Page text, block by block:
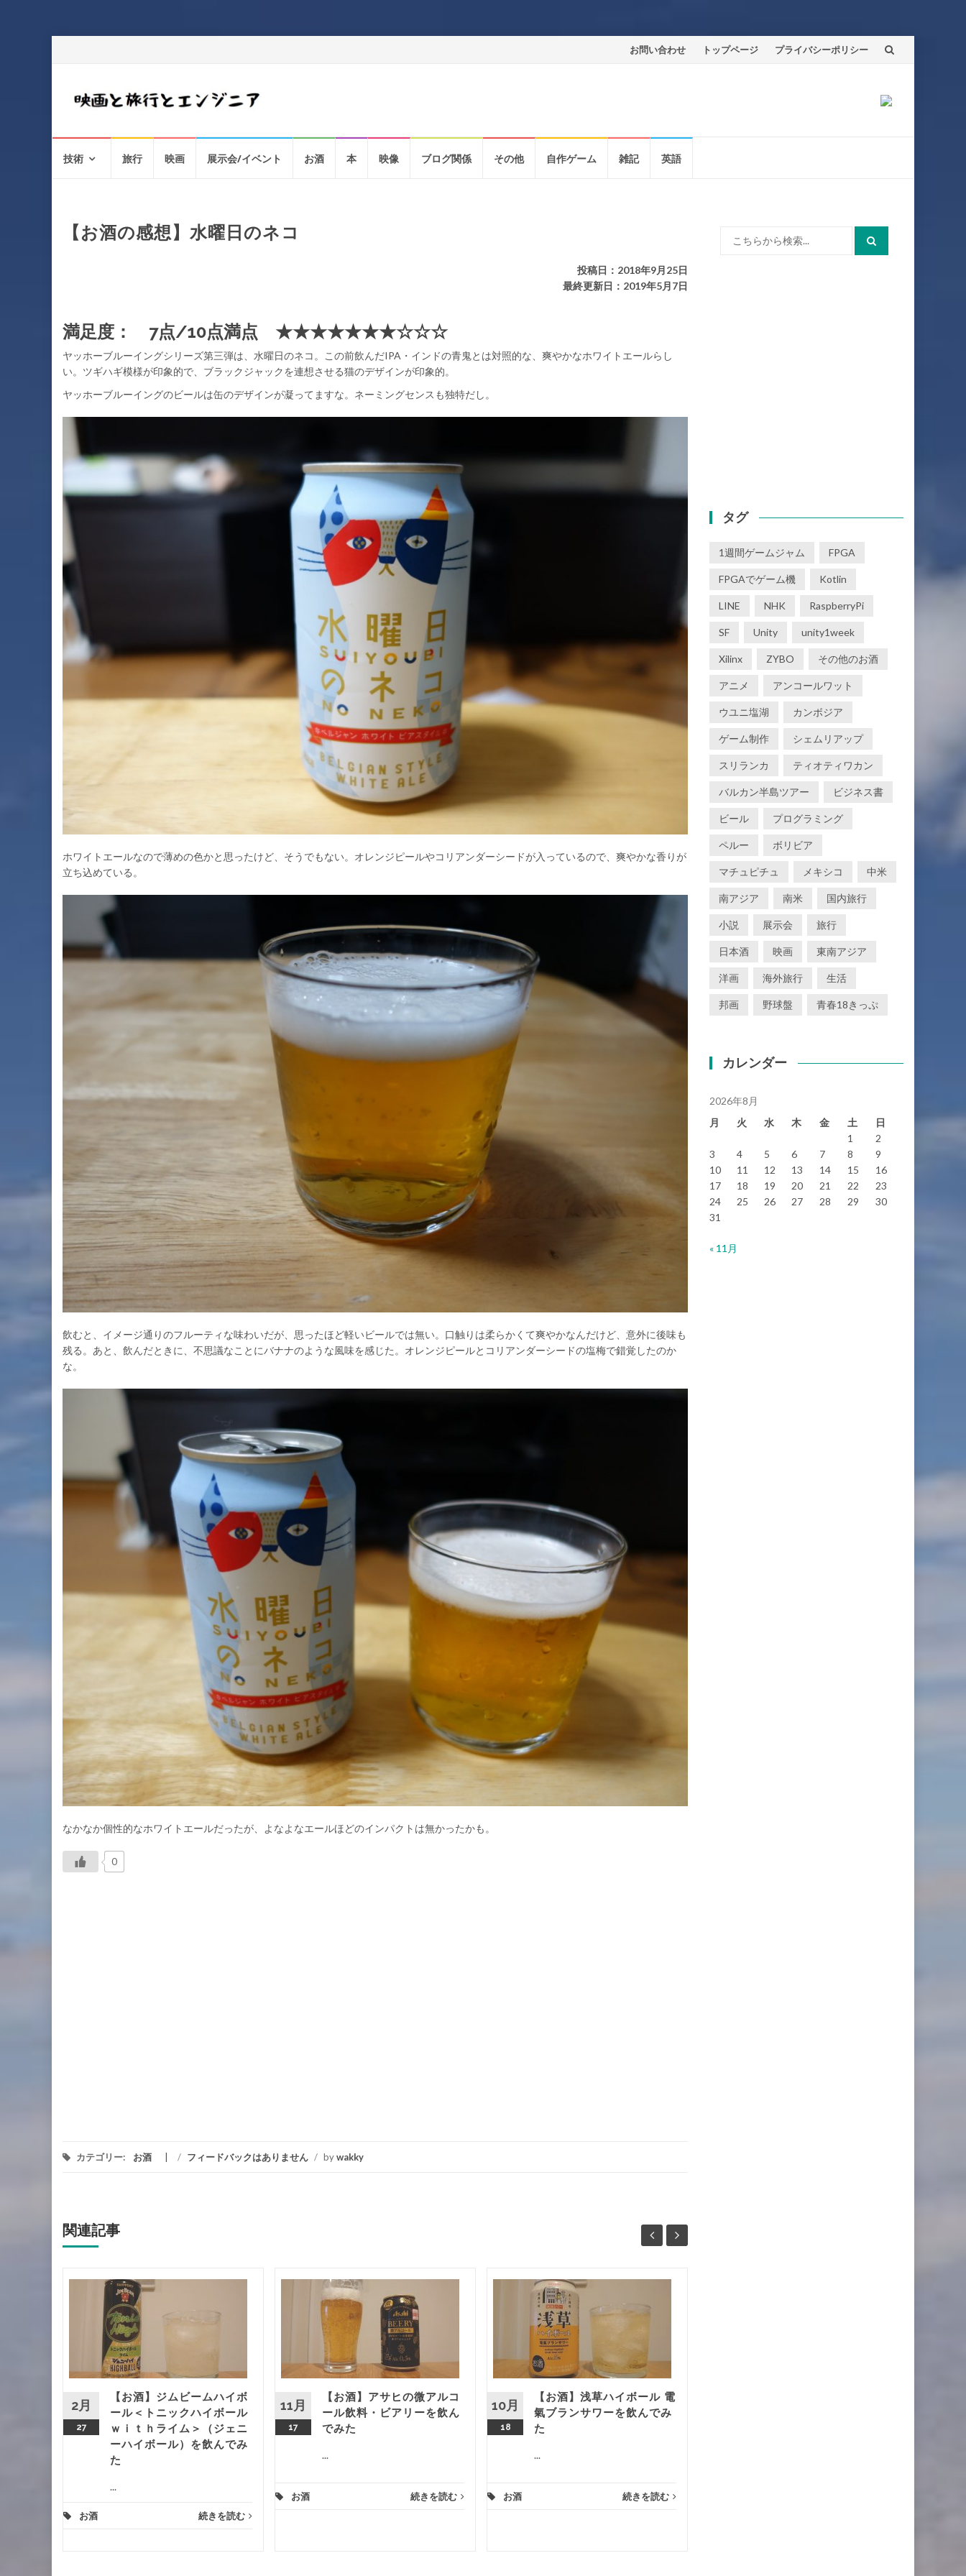
コ
ツ
ッ
お問い合わせ トップページ プライバシーポリシー
技術 旅行 映画 展示会/イベント お酒 本 映像 ブログ関係 その他 自作ゲーム 雑記 英語
【お酒の感想】水曜日のネコ
投稿日：2018年9月25日
最終更新日：2019年5月7日
満足度： 7点/10点満点 ★★★★★★★☆☆☆
ヤッホーブルーイングシリーズ第三弾は、水曜日のネコ。この前飲んだIPA・インドの青鬼とは対照的な、爽やかなホワイトエールらし
い。ツギハギ模様が印象的で、ブラックジャックを連想させる猫のデザインが印象的。
ヤッホーブルーイングのビールは缶のデザインが凝ってますな。ネーミングセンスも独特だし。
ホワイトエールなので薄めの色かと思ったけど、そうでもない。オレンジピールやコリアンダーシードが入っているので、爽やかな香りが
立ち込めている。
飲むと、イメージ通りのフルーティな味わいだが、思ったほど軽いビールでは無い。口触りは柔らかくて爽やかなんだけど、意外に後味も
残る。あと、飲んだときに、不思議なことにバナナのような風味を感じた。オレンジピールとコリアンダーシードの塩梅で錯覚したのか
な。
なかなか個性的なホワイトエールだったが、よなよなエールほどのインパクトは無かったかも。
0
カテゴリー: お酒 / フィードバックはありません / bywakky
関連記事
2月
27
【お酒】ジムビームハイボ
ール＜トニックハイボール
ｗｉｔｈライム＞（ジェニ
ーハイボール）を飲んでみ
た
...
お酒 続きを読む
11月
17
【お酒】アサヒの微アルコ
ール飲料・ビアリーを飲ん
でみた
...
お酒 続きを読む
10月
18
【お酒】浅草ハイボール 電
氣ブランサワーを飲んでみ
た
...
お酒 続きを読む
タグ
1週間ゲームジャム FPGA
FPGAでゲーム機 Kotlin
LINE NHK RaspberryPi
SF Unity unity1week
Xilinx ZYBO その他のお酒
アニメ アンコールワット
ウユニ塩湖 カンボジア
ゲーム制作 シェムリアップ
スリランカ ティオティワカン
バルカン半島ツアー ビジネス書
ビール プログラミング
ペルー ボリビア
マチュピチュ メキシコ 中米
南アジア 南米 国内旅行
小説 展示会 旅行
日本酒 映画 東南アジア
洋画 海外旅行 生活
邦画 野球盤 青春18きっぷ
カレンダー
2026年8月
月
火 水 木 金 土
日
1
2
3
4 5 6 7 8
9
10
11 12 13 14 15
16
17
18 19 20 21 22
23
24
25 26 27 28 29
30
31
« 11月